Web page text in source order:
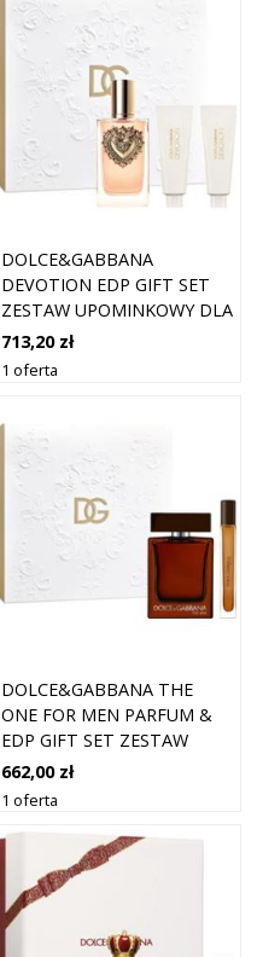
DOLCE&GABBANA
DEVOTION EDP GIFT SET
ZESTAW UPOMINKOWY DLA
KOBIET
713,20 zł
1 oferta
DOLCE&GABBANA THE
ONE FOR MEN PARFUM &
EDP GIFT SET ZESTAW
UPOMINKOWY DLA
MĘŻCZYZN
662,00 zł
1 oferta